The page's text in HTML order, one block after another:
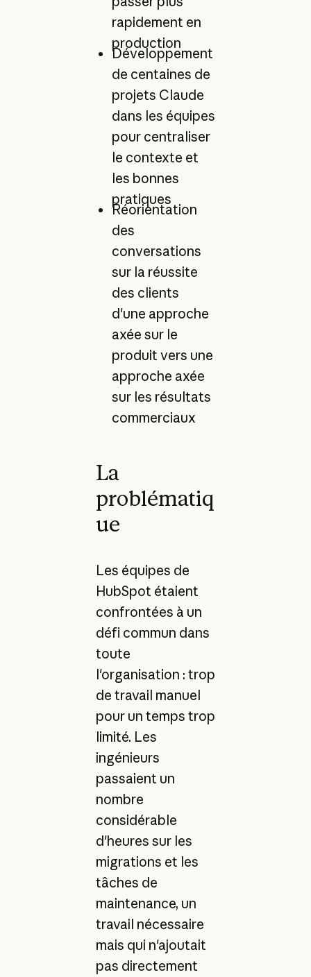
rapidement en
production
Développement
de centaines de
projets Claude
dans les équipes
pour centraliser
le contexte et
les bonnes
pratiques
Réorientation
des
conversations
sur la réussite
des clients
d'une approche
axée sur le
produit vers une
approche axée
sur les résultats
commerciaux
La
problématiq
ue
Les équipes de
HubSpot étaient
confrontées à un
défi commun dans
toute
l'organisation : trop
de travail manuel
pour un temps trop
limité. Les
ingénieurs
passaient un
nombre
considérable
d'heures sur les
migrations et les
tâches de
maintenance, un
travail nécessaire
mais qui n'ajoutait
pas directement